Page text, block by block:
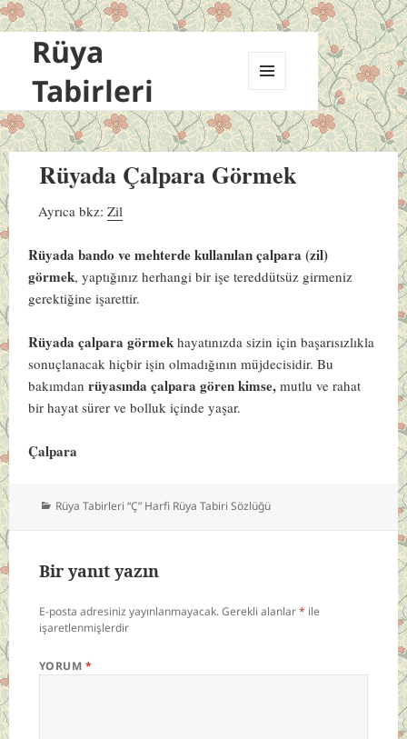
Rüya
Tabirleri
VE
BILEŞENLER
Rüyada Çalpara Görmek
Ayrıca bkz:Zil
Rüyada bando ve mehterde kullanılan çalpara (zil)
görmek, yaptığınız herhangi bir işe tereddütsüz girmeniz
gerektiğine işarettir.
Rüyada çalpara görmekhayatınızda sizin için başarısızlıkla
sonuçlanacak hiçbir işin olmadığının müjdecisidir. Bu
bakımdanrüyasında çalpara gören kimse, mutlu ve rahat
bir hayat sürer ve bolluk içinde yaşar.
Çalpara
Kategoriler
Rüya Tabirleri “Ç” Harfi Rüya Tabiri Sözlüğü
Bir yanıt yazın
E-posta adresiniz yayınlanmayacak.Gerekli alanlar* ile
işaretlenmişlerdir
YORUM *